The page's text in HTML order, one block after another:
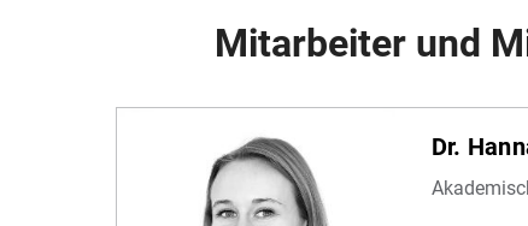
Mitarbeiter und
Dr.